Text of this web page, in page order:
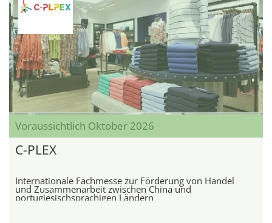
Voraussichtlich Oktober 2026
C-PLEX
Internationale Fachmesse zur Förderung von Handel
und Zusammenarbeit zwischen China und
portugiesischsprachigen Ländern